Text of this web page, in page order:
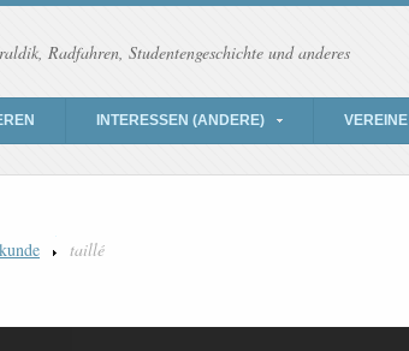
Radfahren, Studentengeschichte und anderes
INTERESSEN (ANDERE) VEREINE
taillé